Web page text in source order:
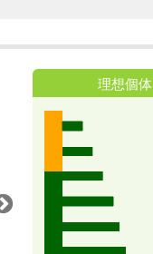
W-12理想個体